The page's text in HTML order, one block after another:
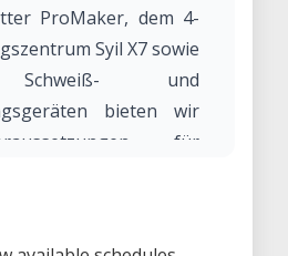
ProMaker, dem 4-
Syil X7 sowie
Schweiß- und
bieten wir
für
bis zur Kleinserie.